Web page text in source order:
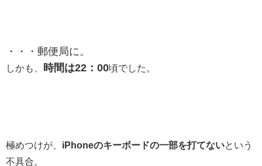
・・・郵便局に。
しかも、 時間は22：00頃でした。
極めつけが、 iPhoneのキーボードの一部を打てないという
不具合。